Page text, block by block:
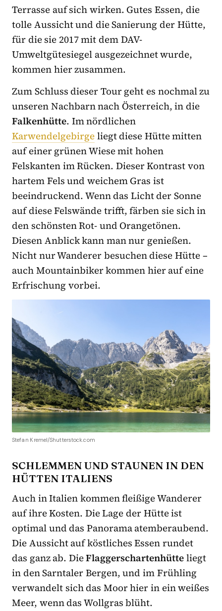
Terrasse auf sich wirken. Gutes Essen, die
tolle Aussicht und die Sanierung der Hütte,
für die sie 2017 mit dem DAV-
Umweltgütesiegel ausgezeichnet wurde,
kommen hier zusammen.
Zum Schluss dieser Tour geht es nochmal zu
unseren Nachbarn nach Österreich, in die
Falkenhütte. Im nördlichen
Karwendelgebirgeliegt diese Hütte mitten
auf einer grünen Wiese mit hohen
Felskanten im Rücken. Dieser Kontrast von
hartem Fels und weichem Gras ist
beeindruckend. Wenn das Licht der Sonne
auf diese Felswände trifft, färben sie sich in
den schönsten Rot- und Orangetönen.
Diesen Anblick kann man nur genießen.
Nicht nur Wanderer besuchen diese Hütte –
auch Mountainbiker kommen hier auf eine
Erfrischung vorbei.
Stefan Kremel/Shutterstock.com
SCHLEMMEN UND STAUNEN IN DEN
HÜTTEN ITALIENS
Auch in Italien kommen fleißige Wanderer
auf ihre Kosten. Die Lage der Hütte ist
optimal und das Panorama atemberaubend.
Die Aussicht auf köstliches Essen rundet
das ganz ab. DieFlaggerschartenhütteliegt
in den Sarntaler Bergen, und im Frühling
verwandelt sich das Moor hier in ein weißes
Meer, wenn das Wollgras blüht.